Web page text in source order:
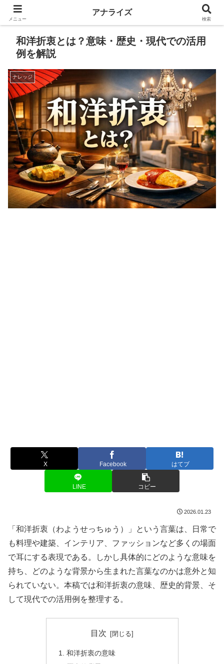
和洋折衷とは？意味・歴史・現代での活用
例を解説
ナレッジ
X Facebook はてブ
LINE コピー
2026.01.23
「和洋折衷（わようせっちゅう）」という言葉は、日常で
も料理や建築、インテリア、ファッションなど多くの場面
で耳にする表現である。しかし具体的にどのような意味を
持ち、どのような背景から生まれた言葉なのかは意外と知
られていない。本稿では和洋折衷の意味、歴史的背景、そ
して現代での活用例を整理する。
目次
和洋折衷の意味
メニュー
アナライズ
検索